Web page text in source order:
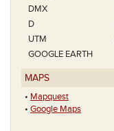
DMX
D
UTM
GOOGLE EARTH
MAPS
• Mapquest
• Google Maps